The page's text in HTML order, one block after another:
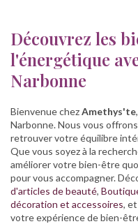
Découvrez les
l'énergétique
Narbonne
Bienvenue chezAmethys'te
Narbonne. Nous vous
retrouver votre équilibre
Que vous soyez à la
améliorer votre bien-être
pour vous accompagner.
d'articles de beauté,
décoration et accessoires, et
votre expérience de bien-